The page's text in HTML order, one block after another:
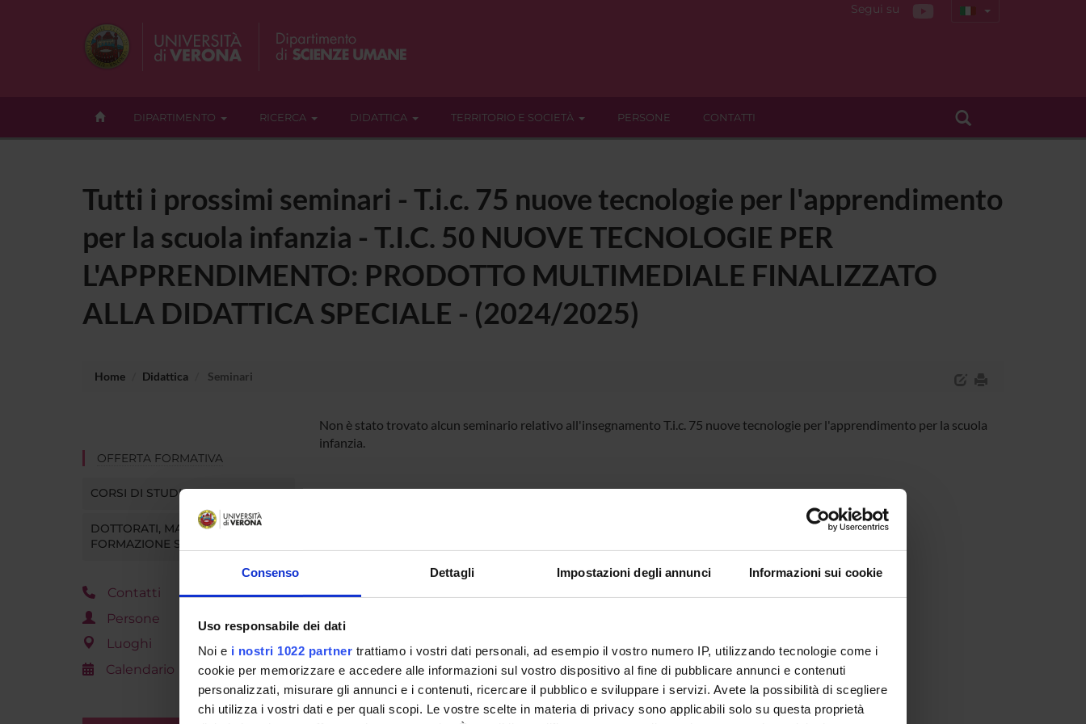
Consenso Dettagli Impostazioni degli annunci Informazioni sui cookie
Uso responsabile dei dati
Noi e i nostri 1022 partner trattiamo i vostri dati personali, ad esempio il vostro numero IP, utilizzando tecnologie come i
cookie per memorizzare e accedere alle informazioni sul vostro dispositivo al fine di pubblicare annunci e contenuti
personalizzati, misurare gli annunci e i contenuti, ricercare il pubblico e sviluppare i servizi. Avete la possibilità di scegliere
chi utilizza i vostri dati e per quali scopi. Le vostre scelte in materia di privacy sono applicabili solo su questa proprietà
Segui su
DIPARTIMENTO RICERCA DIDATTICA TERRITORIO E SOCIETÀ PERSONE CONTATTI
Tutti i prossimi seminari - T.i.c. 75 nuove tecnologie per l'apprendimento
per la scuola infanzia - T.I.C. 50 NUOVE TECNOLOGIE PER
L'APPRENDIMENTO: PRODOTTO MULTIMEDIALE FINALIZZATO
ALLA DIDATTICA SPECIALE - (2024/2025)
Home Didattica Seminari
OFFERTA FORMATIVA
CORSI DI STUDIO
DOTTORATI, MASTER E
FORMAZIONE SUPERIORE
Contatti
Persone
Luoghi
Calendario
Non è stato trovato alcun seminario relativo all'insegnamento T.i.c. 75 nuove tecnologie per l'apprendimento per la scuola
infanzia.